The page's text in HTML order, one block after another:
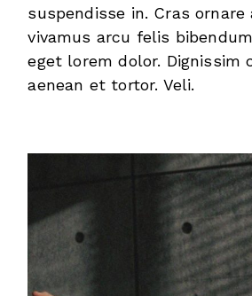
suspendisse in. Cras ornare
vivamus arcu felis
eget lorem dolor. Dignissim
aenean et tortor. Veli.